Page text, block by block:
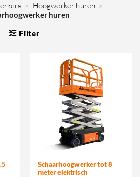
» Hoogwerker huren »
huren
Filter
Schaarhoogwerker tot 8
meter elektrisch